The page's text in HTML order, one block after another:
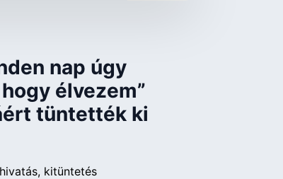
nap úgy
élvezem”
tüntették ki
hivatás kitüntetés